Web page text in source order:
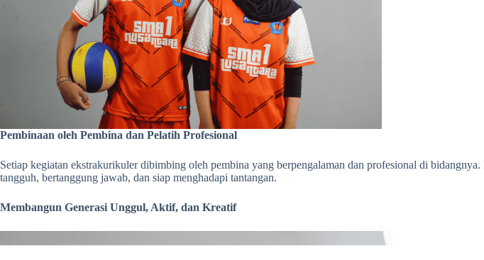
Pembinaan oleh Pembina dan Pelatih Profesional
Setiap kegiatan ekstrakurikuler dibimbing oleh pembina yang berpengalaman dan profesional di
tangguh, bertanggung jawab, dan siap menghadapi tantangan.
Membangun Generasi Unggul, Aktif, dan Kreatif